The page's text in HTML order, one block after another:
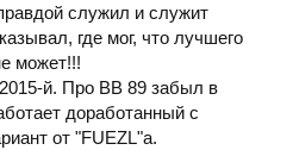
служил и служит
где мог, что лучшего
может!!!
й. Про ВВ 89 забыл в
доработанный с
от "FUEZL"а.